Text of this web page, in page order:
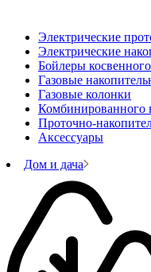
Электрические
Электрические
Бойлеры
Газовые
Газовые колонки
Комбинированного
Проточно-
Аксессуары
Дом и дача